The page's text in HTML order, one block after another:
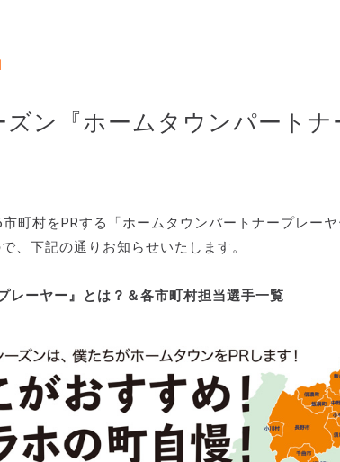
ン『ホームタウンパート
町村をPRする「ホームタウンパートナープレー
、下記の通りお知らせいたします。
レーヤー』とは？＆各市町村担当選手一覧